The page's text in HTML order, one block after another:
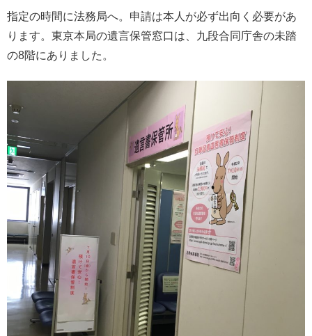
指定の時間に法務局へ。申請は本人が必ず出向く必要があ
ります。東京本局の遺言保管窓口は、九段合同庁舎の未踏
の8階にありました。